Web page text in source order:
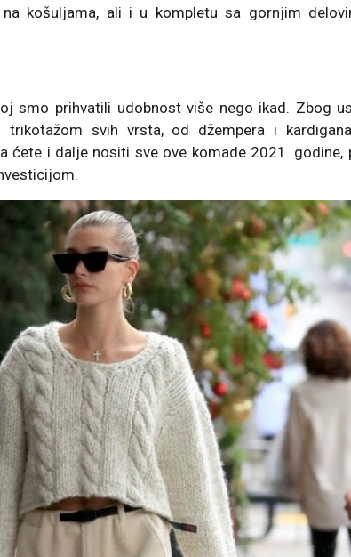
košuljama, ali i u kompletu sa gornjim
smo prihvatili udobnost više nego ikad. Zbog
svih vrsta, od džempera i
ćete i dalje nositi sve ove komade 2021. godine,